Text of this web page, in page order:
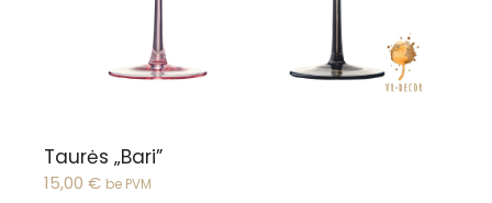
Taurės „Bari”
15,00 € be PVM